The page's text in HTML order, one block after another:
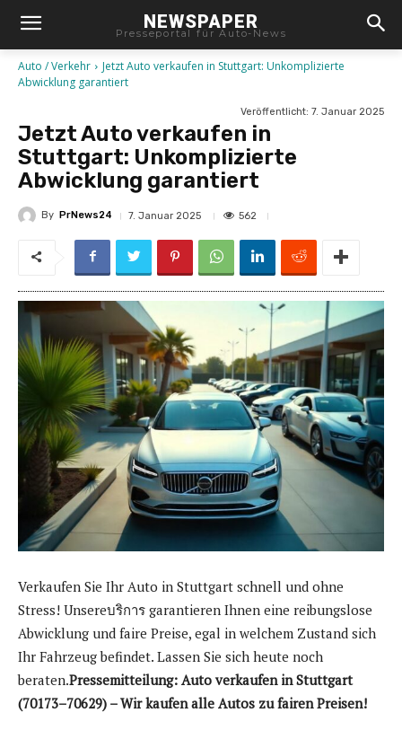
NEWSPAPER
Presseportal für Auto-News
Auto / Verkehr
Jetzt Auto verkaufen in Stuttgart: Unkomplizierte
Abwicklung garantiert
Veröffentlicht: 7. Januar 2025
Jetzt Auto verkaufen in
Stuttgart: Unkomplizierte
Abwicklung garantiert
By PrNews24 7. Januar 2025 562
Verkaufen Sie Ihr Auto in Stuttgart schnell und ohne
Stress! Unsereบริการ garantieren Ihnen eine reibungslose
Abwicklung und faire Preise, egal in welchem Zustand sich
Ihr Fahrzeug befindet. Lassen Sie sich heute noch
beraten.Pressemitteilung: Auto verkaufen in Stuttgart
(70173–70629) – Wir kaufen alle Autos zu fairen Preisen!